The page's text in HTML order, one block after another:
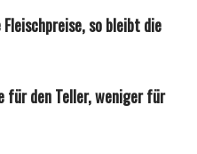
so bleibt die
für den Teller, weniger für